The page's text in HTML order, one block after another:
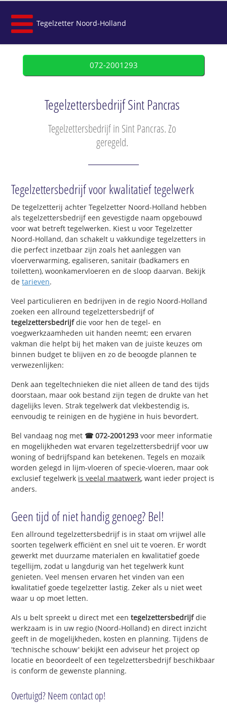
Tegelzetter Noord-Holland
072-2001293
Tegelzettersbedrijf Sint Pancras
Tegelzettersbedrijf in Sint Pancras. Zo
geregeld.
Tegelzettersbedrijf voor kwalitatief tegelwerk
De tegelzetterij achter Tegelzetter Noord-Holland hebben
als tegelzettersbedrijf een gevestigde naam opgebouwd
voor wat betreft tegelwerken. Kiest u voor Tegelzetter
Noord-Holland, dan schakelt u vakkundige tegelzetters in
die perfect inzetbaar zijn zoals het aanleggen van
vloerverwarming, egaliseren, sanitair (badkamers en
toiletten), woonkamervloeren en de sloop daarvan. Bekijk
detarieven.
Veel particulieren en bedrijven in de regio Noord-Holland
zoeken een allround tegelzettersbedrijf of
tegelzettersbedrijfdie voor hen de tegel- en
voegwerkzaamheden uit handen neemt; een ervaren
vakman die helpt bij het maken van de juiste keuzes om
binnen budget te blijven en zo de beoogde plannen te
verwezenlijken:
Denk aan tegeltechnieken die niet alleen de tand des tijds
doorstaan, maar ook bestand zijn tegen de drukte van het
dagelijks leven. Strak tegelwerk dat vlekbestendig is,
eenvoudig te reinigen en de hygiëne in huis bevordert.
Bel vandaag nog met ☎ 072-2001293 voor meer informatie
en mogelijkheden wat ervaren tegelzettersbedrijf voor uw
woning of bedrijfspand kan betekenen. Tegels en mozaïk
worden gelegd in lijm-vloeren of specie-vloeren, maar ook
exclusief tegelwerk is veelal maatwerk, want ieder project is
anders.
Geen tijd of niet handig genoeg? Bel!
Een allround tegelzettersbedrijf is in staat om vrijwel alle
soorten tegelwerk efficiënt en snel uit te voeren. Er wordt
gewerkt met duurzame materialen en kwalitatief goede
tegellijm, zodat u langdurig van het tegelwerk kunt
genieten. Veel mensen ervaren het vinden van een
kwalitatief goede tegelzetter lastig. Zeker als u niet weet
waar u op moet letten.
Als u belt spreekt u direct met eentegelzettersbedrijfdie
werkzaam is in uw regio (Noord-Holland) en direct inzicht
geeft in de mogelijkheden, kosten en planning. Tijdens de
'technische schouw' bekijkt een adviseur het project op
locatie en beoordeelt of een tegelzettersbedrijf beschikbaar
is conform de gewenste planning.
Overtuigd? Neem contact op!